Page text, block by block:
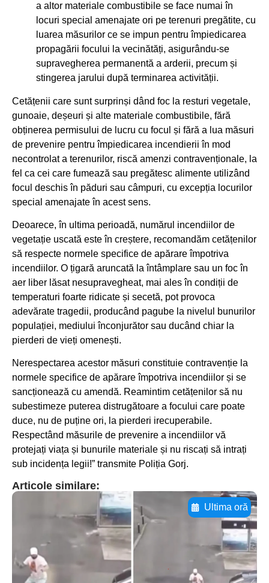
a altor materiale combustibile se face numai în
locuri special amenajate ori pe terenuri pregătite, cu
luarea măsurilor ce se impun pentru împiedicarea
propagării focului la vecinătăți, asigurându-se
supravegherea permanentă a arderii, precum și
stingerea jarului după terminarea activității.
Cetățenii care sunt surprinși dând foc la resturi vegetale,
gunoaie, deșeuri și alte materiale combustibile, fără
obținerea permisului de lucru cu focul și fără a lua măsuri
de prevenire pentru împiedicarea incendierii în mod
necontrolat a terenurilor, riscă amenzi contravenționale, la
fel ca cei care fumează sau pregătesc alimente utilizând
focul deschis în păduri sau câmpuri, cu excepția locurilor
special amenajate în acest sens.
Deoarece, în ultima perioadă, numărul incendiilor de
vegetație uscată este în creștere, recomandăm cetățenilor
să respecte normele specifice de apărare împotriva
incendiilor. O țigară aruncată la întâmplare sau un foc în
aer liber lăsat nesupravegheat, mai ales în condiții de
temperaturi foarte ridicate și secetă, pot provoca
adevărate tragedii, producând pagube la nivelul bunurilor
populației, mediului înconjurător sau ducând chiar la
pierderi de vieți omenești.
Nerespectarea acestor măsuri constituie contravenție la
normele specifice de apărare împotriva incendiilor și se
sancționează cu amendă. Reamintim cetățenilor să nu
subestimeze puterea distrugătoare a focului care poate
duce, nu de puține ori, la pierderi irecuperabile.
Respectând măsurile de prevenire a incendiilor vă
protejați viața și bunurile materiale și nu riscați să intrați
sub incidența legii!” transmite Poliția Gorj.
Articole similare:
Ultima oră
Adaugă aici textul pentru
subtitluAdaugă aici
textul pentru